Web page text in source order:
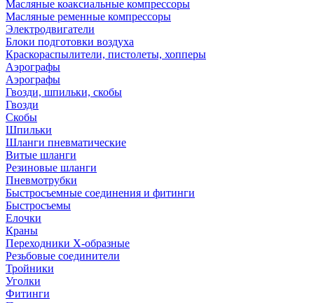
Масляные коаксиальные компрессоры
Масляные ременные компрессоры
Электродвигатели
Блоки подготовки воздуха
Краскораспылители, пистолеты, хопперы
Аэрографы
Аэрографы
Гвозди, шпильки, скобы
Гвозди
Скобы
Шпильки
Шланги пневматические
Витые шланги
Резиновые шланги
Пневмотрубки
Быстросъемные соединения и фитинги
Быстросъемы
Елочки
Краны
Переходники Х-образные
Резьбовые соединители
Тройники
Уголки
Фитинги